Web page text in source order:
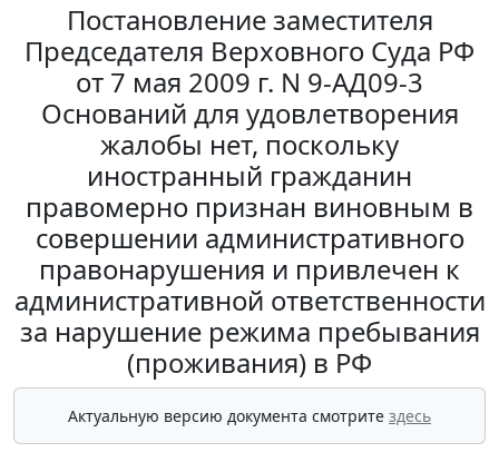
Постановление заместителя
Председателя Верховного Суда РФ
от 7 мая 2009 г. N 9-АД09-3
Оснований для удовлетворения
жалобы нет, поскольку
иностранный гражданин
правомерно признан виновным в
совершении административного
правонарушения и привлечен к
административной ответственности
за нарушение режима пребывания
(проживания) в РФ
Актуальную версию документа смотрите здесь